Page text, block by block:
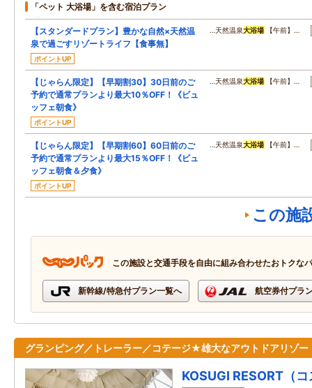
「ペット 大浴場」を含む宿泊プラン
【スタンダードプラン】豊かな自然×天然温
泉で過ごすリゾートライフ【食事無】
ポイントUP
…天然温泉大浴場 【午前】…
【じゃらん限定】【早期割30】30日前のご
予約で通常プランより最大10％OFF！《ビュ
ッフェ朝食》
ポイントUP
…天然温泉大浴場 【午前】…
【じゃらん限定】【早期割60】60日前のご
予約で通常プランより最大15％OFF！《ビュ
ッフェ朝食＆夕食》
ポイントUP
…天然温泉大浴場 【午前】…
この施
この施設と交通手段を自由に組み合わせたおトクな
新幹線/特急付プラン一覧へ 航空券付プラ
グランピング／トレーラー／コテージ★雄大なアウトドアリゾー
KOSUGI RESORT（